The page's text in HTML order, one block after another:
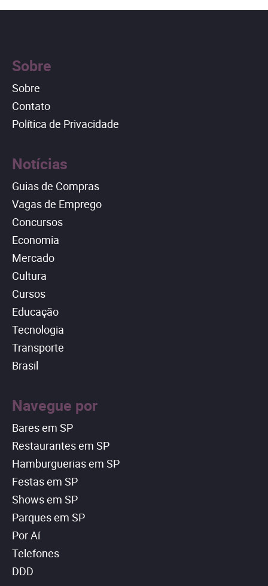
Sobre
Sobre
Contato
Política de Privacidade
Notícias
Guias de Compras
Vagas de Emprego
Concursos
Economia
Mercado
Cultura
Cursos
Educação
Tecnologia
Transporte
Brasil
Navegue por
Bares em SP
Restaurantes em SP
Hamburguerias em SP
Festas em SP
Shows em SP
Parques em SP
Por Aí
Telefones
DDD